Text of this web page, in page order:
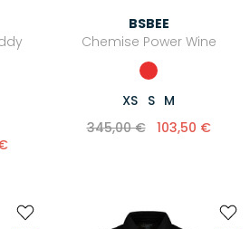
BSBEE
Chemise Power Wine
XS S M
345,00 €
103,50 €